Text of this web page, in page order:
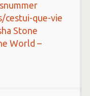
cestui-que-vie
Stone
World –